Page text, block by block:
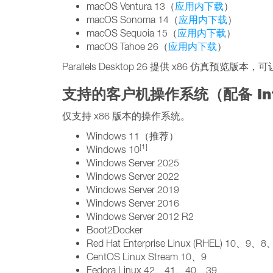
macOS Ventura 13（应用内下载）
macOS Sonoma 14（应用内下载）
macOS Sequoia 15（应用内下载）
macOS Tahoe 26（应用内下载）
Parallels Desktop 26 提供 x86 仿真预览版本，
支持的客户机操作系统（配备
仅支持 x86 版本的操作系统。
Windows 11（推荐）
Windows 10[1]
Windows Server 2025
Windows Server 2022
Windows Server 2019
Windows Server 2016
Windows Server 2012 R2
Boot2Docker
Red Hat Enterprise Linux (RHEL) 10、9、8
CentOS Linux Stream 10、9
Fedora Linux 42、41、40、39